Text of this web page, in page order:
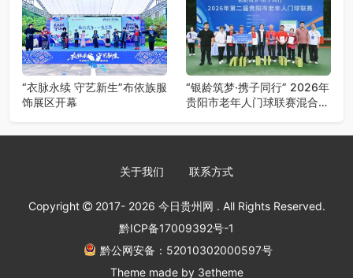
“衣脉永续 守艺新生”布依族服
饰展区开幕
“银龄筑梦·携子同行” 2026年
贵阳市老年人门球联赛混合团
关于我们 联系方式
Copyright 2017- 2026 今日贵州网 . All Rights Reserved.
黔ICP备17009392号-1
黔公网安备：52010302000597号
Theme made by 3etheme